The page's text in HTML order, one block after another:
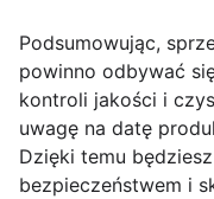
Podsumowując,
powinno odbywać
kontroli jakości i
uwagę na datę
Dzięki temu
bezpieczeństwem i